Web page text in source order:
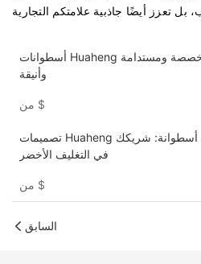
أسطوانات Huaheng الحية: مخصصة ومستدامة
وأنيقة
$
تصميمات Huaheng البيئية في أسطوانة: شريكك
في التغليف الأخضر
$
السابق